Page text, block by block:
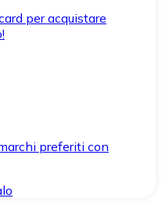
per acquistare
preferiti con